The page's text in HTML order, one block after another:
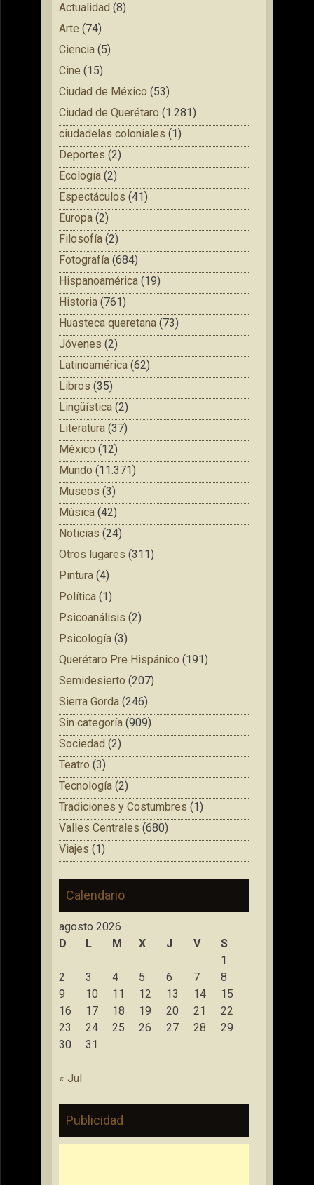
Actualidad (8)
Arte (74)
Ciencia (5)
Cine (15)
Ciudad de México (53)
Ciudad de Querétaro (1.281)
ciudadelas coloniales (1)
Deportes (2)
Ecología (2)
Espectáculos (41)
Europa (2)
Filosofía (2)
Fotografía (684)
Hispanoamérica (19)
Historia (761)
Huasteca queretana (73)
Jóvenes (2)
Latinoamérica (62)
Libros (35)
Lingüística (2)
Literatura (37)
México (12)
Mundo (11.371)
Museos (3)
Música (42)
Noticias (24)
Otros lugares (311)
Pintura (4)
Política (1)
Psicoanálisis (2)
Psicología (3)
Querétaro Pre Hispánico (191)
Semidesierto (207)
Sierra Gorda (246)
Sin categoría (909)
Sociedad (2)
Teatro (3)
Tecnología (2)
Tradiciones y Costumbres (1)
Valles Centrales (680)
Viajes (1)
Calendario
agosto 2026
D
L M X J V
S
1
2
3 4 5 6 7
8
9
10 11 12 13 14
15
16
17 18 19 20 21
22
23
24 25 26 27 28
29
30
31
« Jul
Publicidad